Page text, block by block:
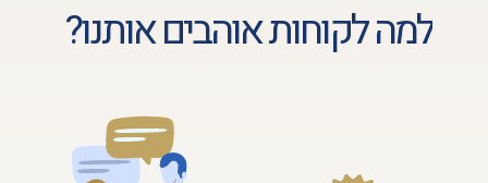
למה לקוחות אוהבים אותנו?